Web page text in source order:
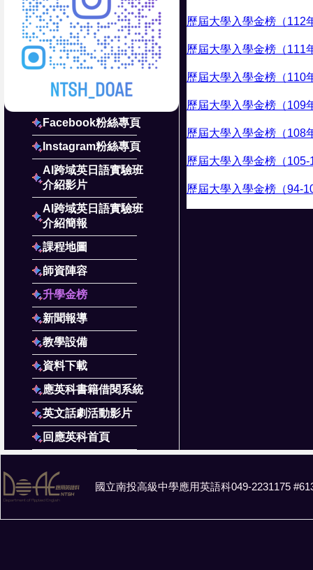
Facebook粉絲專頁
Instagram粉絲專頁
AI跨域英日語實驗班
介紹影片
AI跨域英日語實驗班
介紹簡報
課程地圖
師資陣容
升學金榜
新聞報導
教學設備
資料下載
應英科書籍借閱系統
英文話劇活動影片
回應英科首頁
歷屆大學入學金榜（112
歷屆大學入學金榜（111
歷屆大學入學金榜（110
歷屆大學入學金榜（109
歷屆大學入學金榜（108
歷屆大學入學金榜（105-
歷屆大學入學金榜（94-
國立南投高級中學應用英語科049-2231175